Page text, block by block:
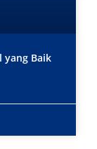
yang Baik